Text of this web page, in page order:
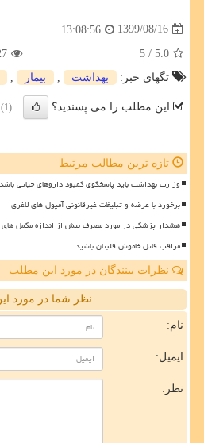
1399/08/16
13:08:56
5.0
/ 5
تگهای خبر:
بهداشت بیمار
این مطلب را می پسندید؟ (1)
تازه ترین مطالب مرتبط
وزارت بهداشت باید پاسخگوی کمبود داروهای حیاتی باشد
برخورد با عرضه و تبلیغات غیرقانونی آمپول های لاغری
هشدار پزشکی در مورد مصرف بیش از اندازه مکمل
مراقب قاتل خاموش قلبتان باشید
نظرات بینندگان در مورد این مطلب
نظر شما در مورد
نام:
ایمیل:
نظر: